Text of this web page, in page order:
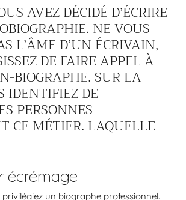
AVEZ DÉCIDÉ D’ÉCRIRE
NE VOUS
L’ÂME D’UN ÉCRIVAIN,
DE FAIRE APPEL À
BIOGRAPHE. SUR LA
IDENTIFIEZ DE
PERSONNES
CE MÉTIER. LAQUELLE
écrémage
un biographe professionnel.